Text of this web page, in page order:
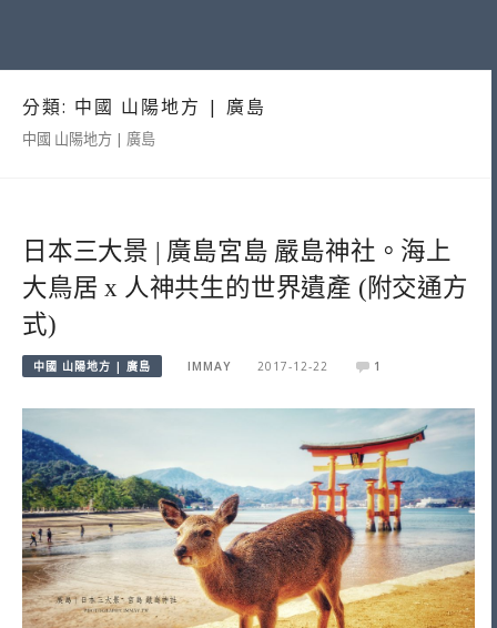
分類: 中國 山陽地方 | 廣島
中國 山陽地方 | 廣島
日本三大景 | 廣島宮島 嚴島神社。海上
大鳥居 x 人神共生的世界遺產 (附交通方
式)
中國 山陽地方 | 廣島 IMMAY 2017-12-22 1